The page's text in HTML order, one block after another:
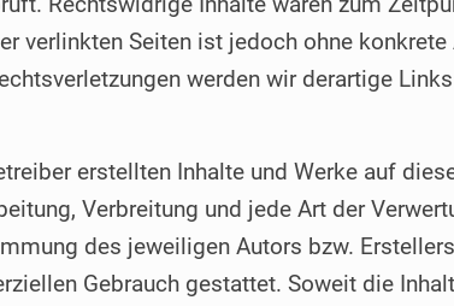
verlinkten Seiten ist jedoch ohne
werden wir derartige
erstellten Inhalte und Werke auf
Verbreitung und jede Art der
des jeweiligen Autors bzw.
Gebrauch gestattet. Soweit die